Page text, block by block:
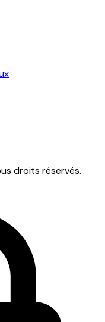
droits réservés.